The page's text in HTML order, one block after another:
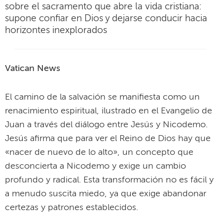
sobre el sacramento que abre la vida cristiana:
supone confiar en Dios y dejarse conducir hacia
horizontes inexplorados
Vatican News
El camino de la salvación se manifiesta como un
renacimiento espiritual, ilustrado en el Evangelio de
Juan a través del diálogo entre Jesús y Nicodemo.
Jesús afirma que para ver el Reino de Dios hay que
«nacer de nuevo de lo alto», un concepto que
desconcierta a Nicodemo y exige un cambio
profundo y radical. Esta transformación no es fácil y
a menudo suscita miedo, ya que exige abandonar
certezas y patrones establecidos.